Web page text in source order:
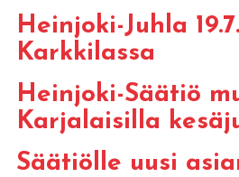
Heinjoki-Juhla
Karkkilassa
Heinjoki-Säätiö
Karjalaisilla
Säätiölle uusi